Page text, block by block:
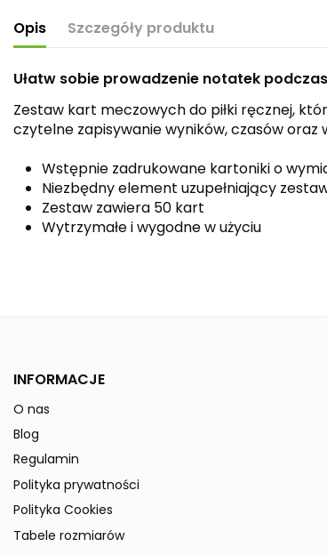
Opis Szczegóły produktu
Ułatw sobie prowadzenie notatek
Zestaw kart meczowych do piłki ręcznej,
czytelne zapisywanie wyników, czasów oraz
Wstępnie zadrukowane kartoniki o
Niezbędny element uzupełniający
Zestaw zawiera 50 kart
Wytrzymałe i wygodne w użyciu
Data dostępności:
» Podmiot odpowiedzialny
INFORMACJE
O nas
Blog
Regulamin
Polityka prywatności
Polityka Cookies
Tabele rozmiarów